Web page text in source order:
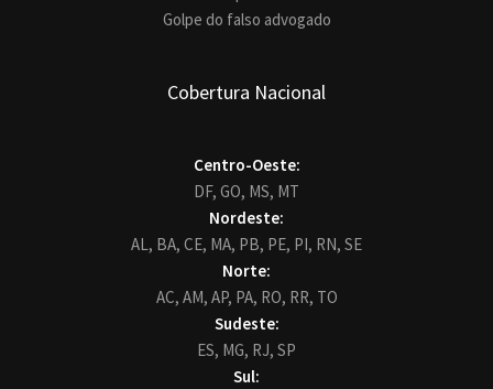
Golpe do falso advogado
Cobertura Nacional
Centro-Oeste:
DF, GO, MS, MT
Nordeste:
AL, BA, CE, MA, PB, PE, PI, RN, SE
Norte:
AC, AM, AP, PA, RO, RR, TO
Sudeste:
ES, MG, RJ, SP
Sul: